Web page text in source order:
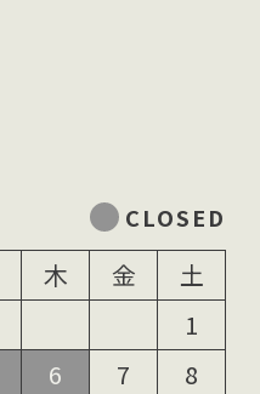
木 金
土
1
6 7
8